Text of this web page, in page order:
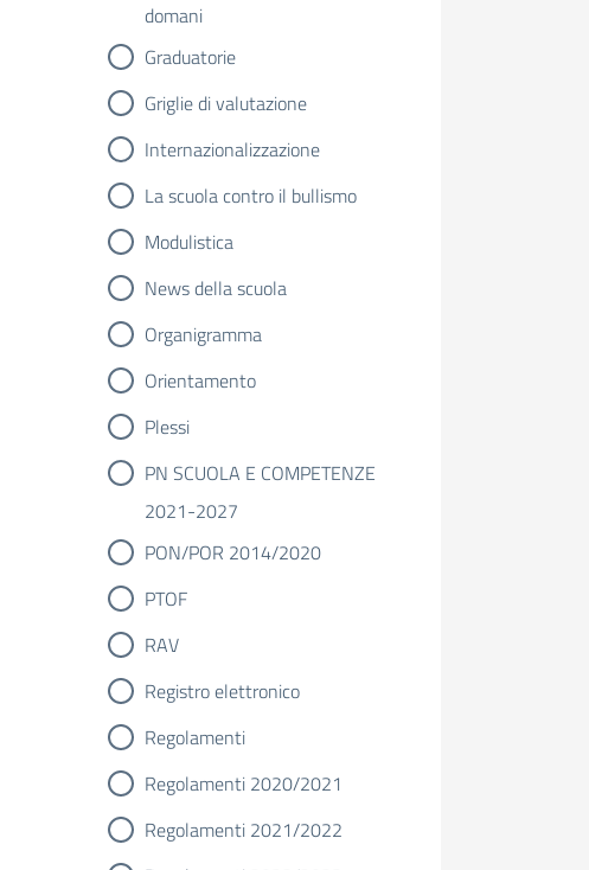
domani
Graduatorie
Griglie di valutazione
Internazionalizzazione
La scuola contro il bullismo
Modulistica
News della scuola
Organigramma
Orientamento
Plessi
PN SCUOLA E COMPETENZE
2021-2027
PON/POR 2014/2020
PTOF
RAV
Registro elettronico
Regolamenti
Regolamenti 2020/2021
Regolamenti 2021/2022